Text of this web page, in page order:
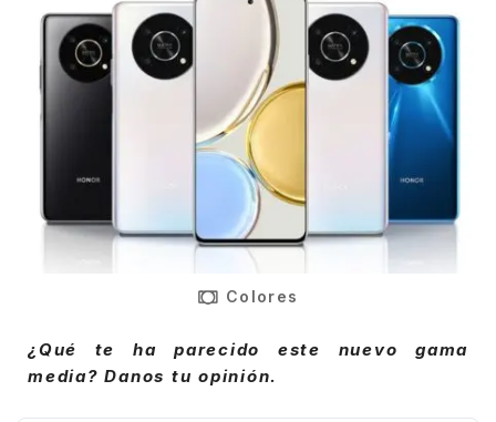
Colores
¿Qué te ha parecido este nuevo gama
media? Danos tu opinión.